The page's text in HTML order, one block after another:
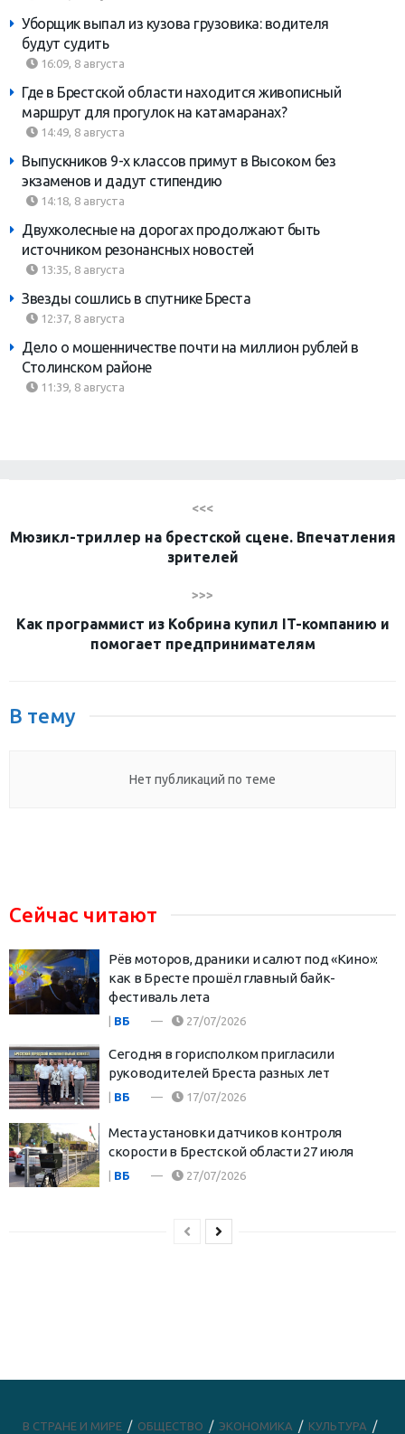
Уборщик выпал из кузова грузовика: водителя
будут судить
16:09, 8 августа
Где в Брестской области находится живописный
маршрут для прогулок на катамаранах?
14:49, 8 августа
Выпускников 9-х классов примут в Высоком без
экзаменов и дадут стипендию
14:18, 8 августа
Двухколесные на дорогах продолжают быть
источником резонансных новостей
13:35, 8 августа
Звезды сошлись в спутнике Бреста
12:37, 8 августа
Дело о мошенничестве почти на миллион рублей в
Столинском районе
11:39, 8 августа
<<<
Мюзикл-триллер на брестской сцене. Впечатления
зрителей
>>>
Как программист из Кобрина купил IT-компанию и
помогает предпринимателям
В тему
Нет публикаций по теме
Сейчас читают
Рёв моторов, драники и салют под «Кино»:
как в Бресте прошёл главный байк-
фестиваль лета
ВБ 27/07/2026
Сегодня в горисполком пригласили
руководителей Бреста разных лет
ВБ 17/07/2026
Места установки датчиков контроля
скорости в Брестской области 27 июля
| ВБ 27/07/2026
В СТРАНЕ И МИРЕ ОБЩЕСТВО ЭКОНОМИКА КУЛЬТУРА